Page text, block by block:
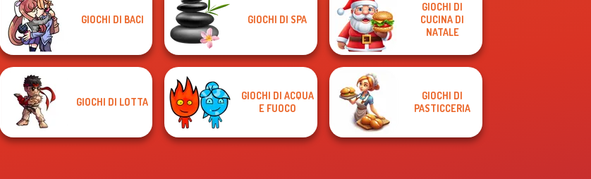
GIOCHI DI BACI GIOCHI DI SPA
GIOCHI DI
CUCINA DI
NATALE
GIOCHI DI LOTTA
GIOCHI DI ACQUA
E FUOCO
GIOCHI DI
PASTICCERIA